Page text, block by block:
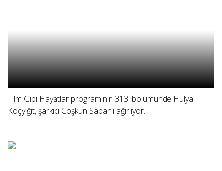
Film Gibi Hayatlar programının 313. bölümünde Hülya
Koçyiğit, şarkıcı Coşkun Sabah'ı ağırlıyor.